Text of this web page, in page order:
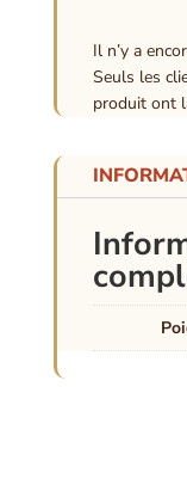
Il n’y a
Seuls les
produit ont